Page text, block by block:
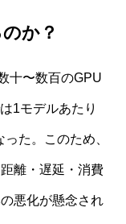
か？
十〜数百のGPU
1モデルあたり
た。このため、
離・遅延・消費
悪化が懸念され